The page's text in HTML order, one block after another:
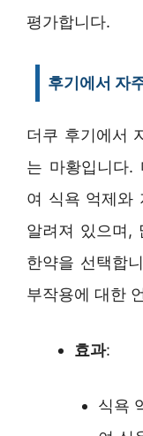
평가합니다.
후기에서 자
더쿠 후기에서
는 마황입니다.
여 식욕 억제와
알려져 있으며,
한약을 선택합
부작용에 대한
효과:
식욕